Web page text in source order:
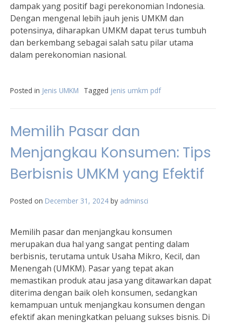
dampak yang positif bagi perekonomian Indonesia.
Dengan mengenal lebih jauh jenis UMKM dan
potensinya, diharapkan UMKM dapat terus tumbuh
dan berkembang sebagai salah satu pilar utama
dalam perekonomian nasional.
Posted in Jenis UMKM Tagged jenis umkm pdf
Memilih Pasar dan
Menjangkau Konsumen: Tips
Berbisnis UMKM yang Efektif
Posted on December 31, 2024 by adminsci
Memilih pasar dan menjangkau konsumen
merupakan dua hal yang sangat penting dalam
berbisnis, terutama untuk Usaha Mikro, Kecil, dan
Menengah (UMKM). Pasar yang tepat akan
memastikan produk atau jasa yang ditawarkan dapat
diterima dengan baik oleh konsumen, sedangkan
kemampuan untuk menjangkau konsumen dengan
efektif akan meningkatkan peluang sukses bisnis. Di